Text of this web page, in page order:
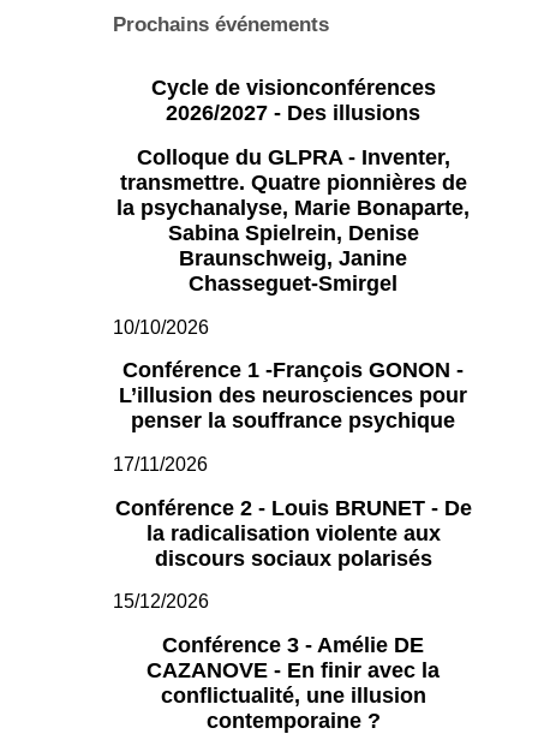
Prochains événements
Cycle de visionconférences
2026/2027 - Des illusions
Colloque du GLPRA - Inventer,
transmettre. Quatre pionnières de
la psychanalyse, Marie Bonaparte,
Sabina Spielrein, Denise
Braunschweig, Janine
Chasseguet-Smirgel
10/10/2026
Conférence 1 -François GONON -
L’illusion des neurosciences pour
penser la souffrance psychique
17/11/2026
Conférence 2 - Louis BRUNET - De
la radicalisation violente aux
discours sociaux polarisés
15/12/2026
Conférence 3 - Amélie DE
CAZANOVE - En finir avec la
conflictualité, une illusion
contemporaine ?